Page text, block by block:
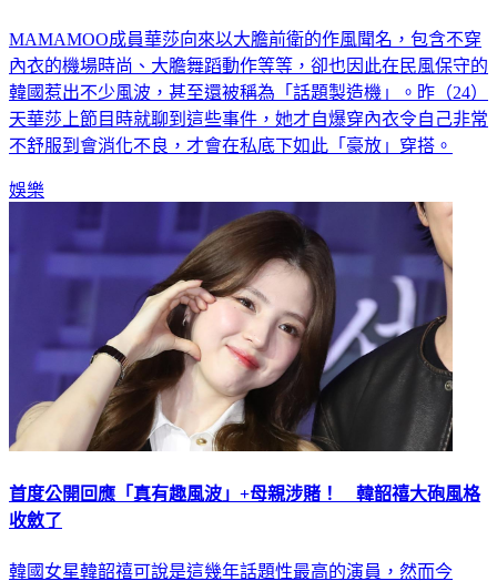
MAMAMOO成員華莎向來以大膽前衛的作風聞名，包含不穿
內衣的機場時尚、大膽舞蹈動作等等，卻也因此在民風保守的
韓國惹出不少風波，甚至還被稱為「話題製造機」。昨（24）
天華莎上節目時就聊到這些事件，她才自爆穿內衣令自己非常
不舒服到會消化不良，才會在私底下如此「豪放」穿搭。
娛樂
首度公開回應「真有趣風波」+母親涉賭！ 韓韶禧大砲風格
收斂了
韓國女星韓韶禧可說是這幾年話題性最高的演員，然而今